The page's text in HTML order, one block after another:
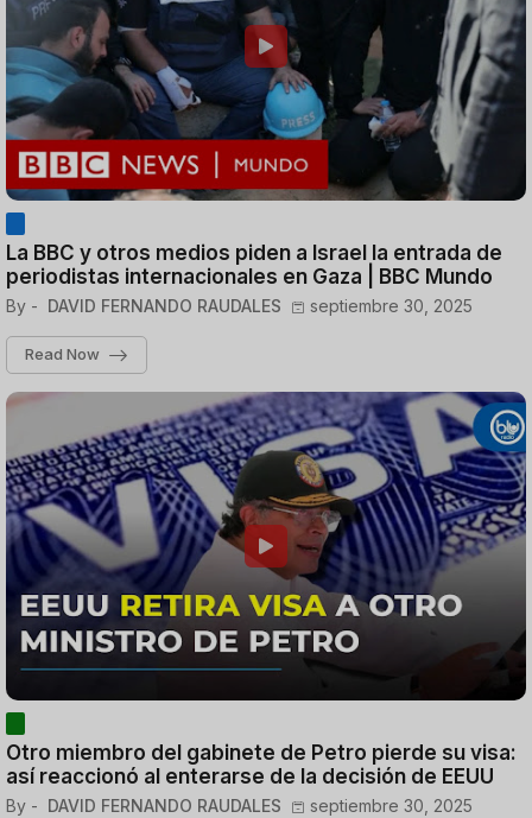
La BBC y otros medios piden a Israel la entrada de
periodistas internacionales en Gaza | BBC Mundo
By - DAVID FERNANDO RAUDALES septiembre 30, 2025
Read Now
Otro miembro del gabinete de Petro pierde su visa:
así reaccionó al enterarse de la decisión de EEUU
By - DAVID FERNANDO RAUDALES septiembre 30, 2025